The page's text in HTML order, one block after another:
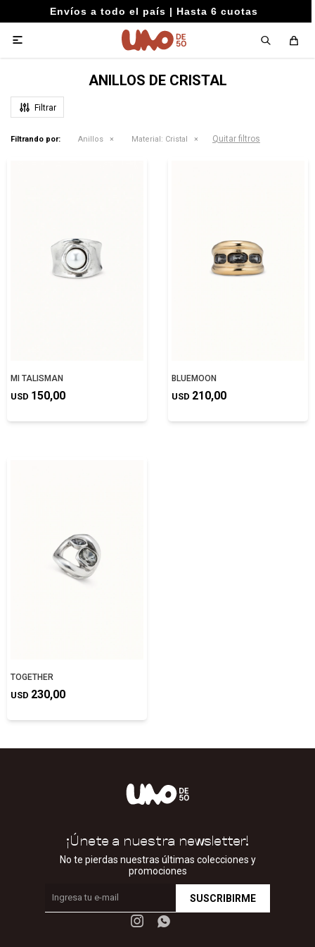
Envíos a todo el país | Hasta 6 cuotas

ANILLOS DE CRISTAL
Filtrando por: Anillos Material: Cristal Quitar filtros
MI TALISMAN
USD 150,00
BLUEMOON
USD 210,00
TOGETHER
USD 230,00
¡Únete a nuestra newsletter!
No te pierdas nuestras últimas colecciones y
promociones
SUSCRIBIRME
 